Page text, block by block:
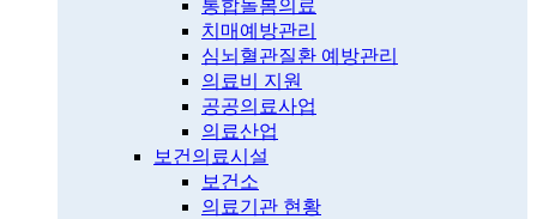
통합돌봄의료
치매예방관리
심뇌혈관질환 예방관리
의료비 지원
공공의료사업
의료산업
보건의료시설
보건소
의료기관 현황